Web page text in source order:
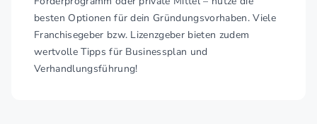
besten Optionen für dein Gründungsvorhaben. Viele
Franchisegeber bzw. Lizenzgeber bieten zudem
wertvolle Tipps für Businessplan und
Verhandlungsführung!